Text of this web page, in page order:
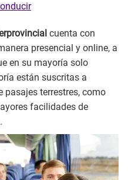
cuenta con
presencial y online, a
en su mayoría solo
están suscritas a
pasajes terrestres, como
facilidades de